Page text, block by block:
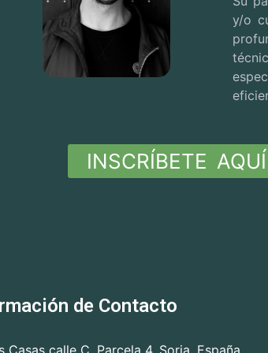
y/o
INSCRÍBETE AQUÍ
de Contacto